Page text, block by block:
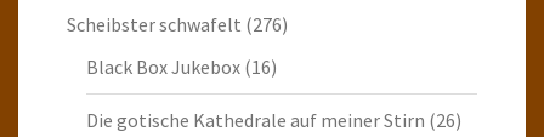
Scheibster schwafelt (276)
Black Box Jukebox (16)
Die gotische Kathedrale auf meiner Stirn (26)